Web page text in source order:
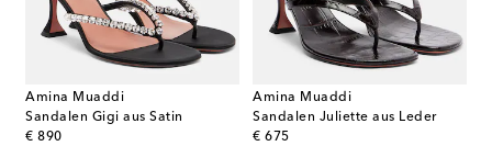
Amina Muaddi
Sandalen Gigi aus Satin
€ 890
original price
Amina Muaddi
Sandalen Juliette aus Leder
€ 675
original price